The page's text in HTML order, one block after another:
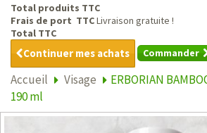
Total produits TTC
Frais de port TTCLivraison gratuite !
Total TTC
Continuer mes achats Commander
Accueil Visage
ERBORIAN
190 ml